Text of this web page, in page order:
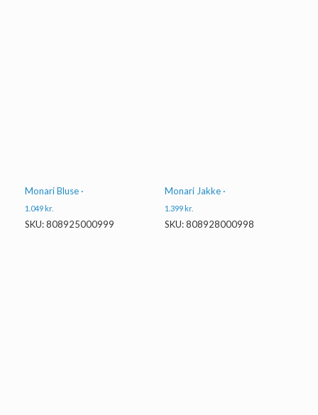
Monari Bluse ·
1.049kr.
SKU: 808925000999
Monari Jakke ·
1.399kr.
SKU: 808928000998